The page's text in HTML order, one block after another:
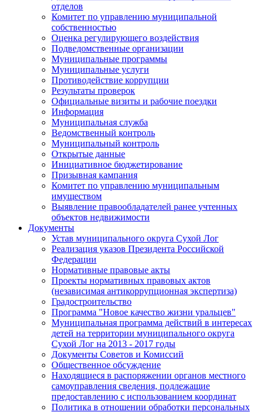
отделов
Комитет по управлению муниципальной
собственностью
Оценка регулирующего воздействия
Подведомственные организации
Муниципальные программы
Муниципальные услуги
Противодействие коррупции
Результаты проверок
Официальные визиты и рабочие поездки
Информация
Муниципальная служба
Ведомственный контроль
Муниципальный контроль
Открытые данные
Инициативное бюджетирование
Призывная кампания
Комитет по управлению муниципальным
имуществом
Выявление правообладателей ранее учтенных
объектов недвижимости
Документы
Устав муниципального округа Сухой Лог
Реализация указов Президента Российской
Федерации
Нормативные правовые акты
Проекты нормативных правовых актов
(независимая антикоррупционная экспертиза)
Градостроительство
Программа "Новое качество жизни уральцев"
Муниципальная программа действий в интересах
детей на территории муниципального округа
Сухой Лог на 2013 - 2017 годы
Документы Советов и Комиссий
Общественное обсуждение
Находящиеся в распоряжении органов местного
самоуправления сведения, подлежащие
предоставлению с использованием координат
Политика в отношении обработки персональных